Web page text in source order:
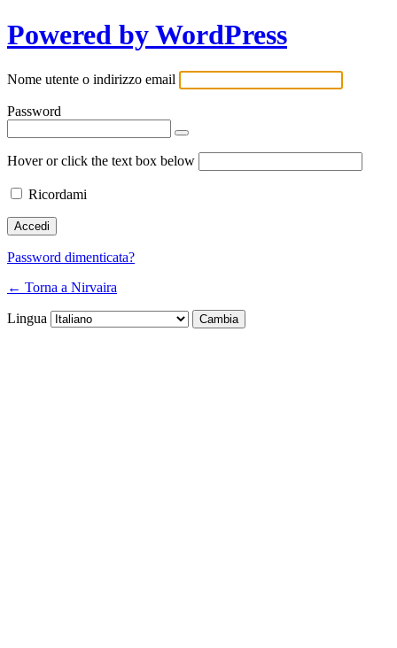
Powered by WordPress
Nome utente o indirizzo email
Password
Hover or click the text box below
Ricordami
Password dimenticata?
← Torna a Nirvaira
Lingua